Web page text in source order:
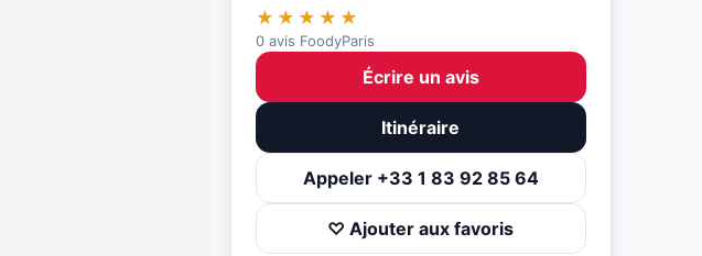
★★★★★
0 avis FoodyParis
Écrire un avis
Itinéraire
Appeler +33 1 83 92 85 64
♡ Ajouter aux favoris